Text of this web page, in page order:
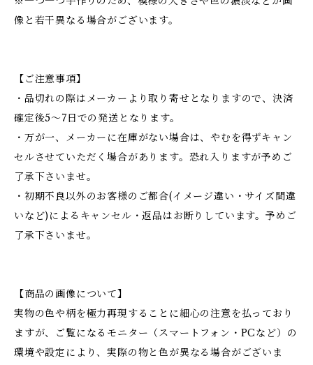
像と若干異なる場合がございます。
【ご注意事項】
・品切れの際はメーカーより取り寄せとなりますので、決済
確定後5～7日での発送となります。
・万が一、メーカーに在庫がない場合は、やむを得ずキャン
セルさせていただく場合があります。恐れ入りますが予めご
了承下さいませ。
・初期不良以外のお客様のご都合(イメージ違い・サイズ間違
いなど)によるキャンセル・返品はお断りしています。予めご
了承下さいませ。
【商品の画像について】
実物の色や柄を極力再現することに細心の注意を払っており
ますが、ご覧になるモニター（スマートフォン・PCなど）の
環境や設定により、実際の物と色が異なる場合がございま